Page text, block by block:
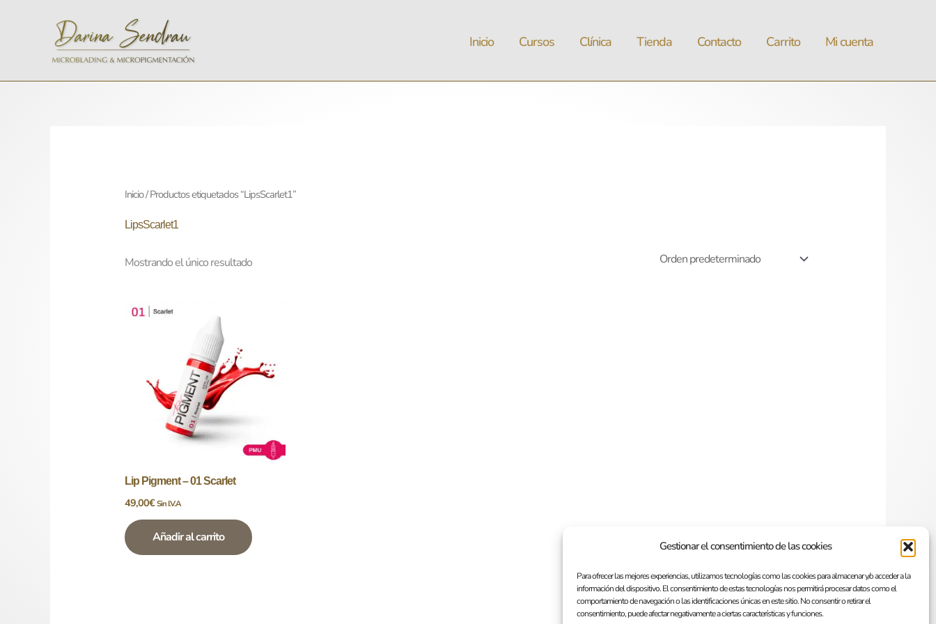
Gestionar el consentimiento de las cookies
Para ofrecer las mejores experiencias, utilizamos tecnologías como las cookies para almacenar y/o acceder a la
información del dispositivo. El consentimiento de estas tecnologías nos permitirá procesar datos como el
comportamiento de navegación o las identificaciones únicas en este sitio. No consentir o retirar el
consentimiento, puede afectar negativamente a ciertas características y funciones.
Inicio Cursos Clínica Tienda Contacto Carrito Mi cuenta
Inicio/ Productos etiquetados “LipsScarlet1”
LipsScarlet1
Mostrando el único resultado
Lip Pigment – 01 Scarlet
49,00€ Sin I.V.A
Añadir al carrito